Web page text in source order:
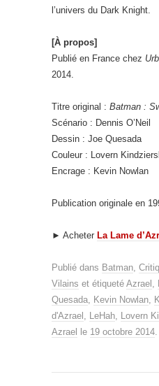
l’univers du Dark Knight.
[À propos]
Publié en France chez
2014.
Titre original : Batman :
Scénario : Dennis O’Neil
Dessin : Joe Quesada
Couleur : Lovern
Encrage : Kevin Nowlan
Publication originale en
► Acheter La Lame
Publié dans Batman,
Vilains et étiqueté Azrael ,
Quesada, Kevin Nowlan,
d'Azrael , LeHah, Lovern
Azrael
le 19 octobre 2014.